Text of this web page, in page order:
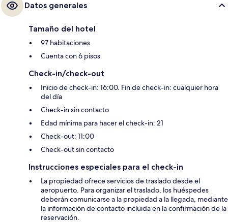
Datos generales
Tamaño del hotel
97 habitaciones
Cuenta con 6 pisos
Check-in/check-out
Inicio de check-in: 16:00. Fin de check-in: cualquier hora
del día
Check-in sin contacto
Edad mínima para hacer el check-in: 21
Check-out: 11:00
Check-out sin contacto
Instrucciones especiales para el check-in
La propiedad ofrece servicios de traslado desde el
aeropuerto. Para organizar el traslado, los huéspedes
deberán comunicarse a la propiedad a la llegada, mediante
la información de contacto incluida en la confirmación de la
reservación.